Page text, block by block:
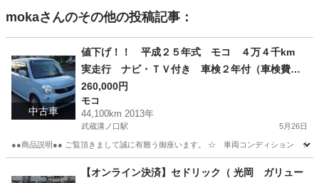
mokaさんのその他の投稿記事：
中古車
値下げ！！ 平成２５年式 モコ ４万４千km
実走行 ナビ・ＴＶ付き 車検２年付（車検費用
含む）
260,000円
モコ
44,100km 2013年
武蔵溝ノ口駅 5月26日
●●商品説明●● ご覧頂きまして誠に有難う御座います。 ☆ 車両コンディション ☆ 外
武蔵溝ノ口駅 モコ 車両
【オンライン決済】セドリック（ 光岡 ガリュー